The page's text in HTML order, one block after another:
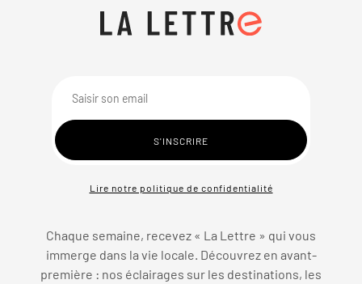
Lire notre politique de confidentialité
Chaque semaine, recevez « La Lettre » qui vous
immerge dans la vie locale. Découvrez en avant-
première : nos éclairages sur les destinations, les